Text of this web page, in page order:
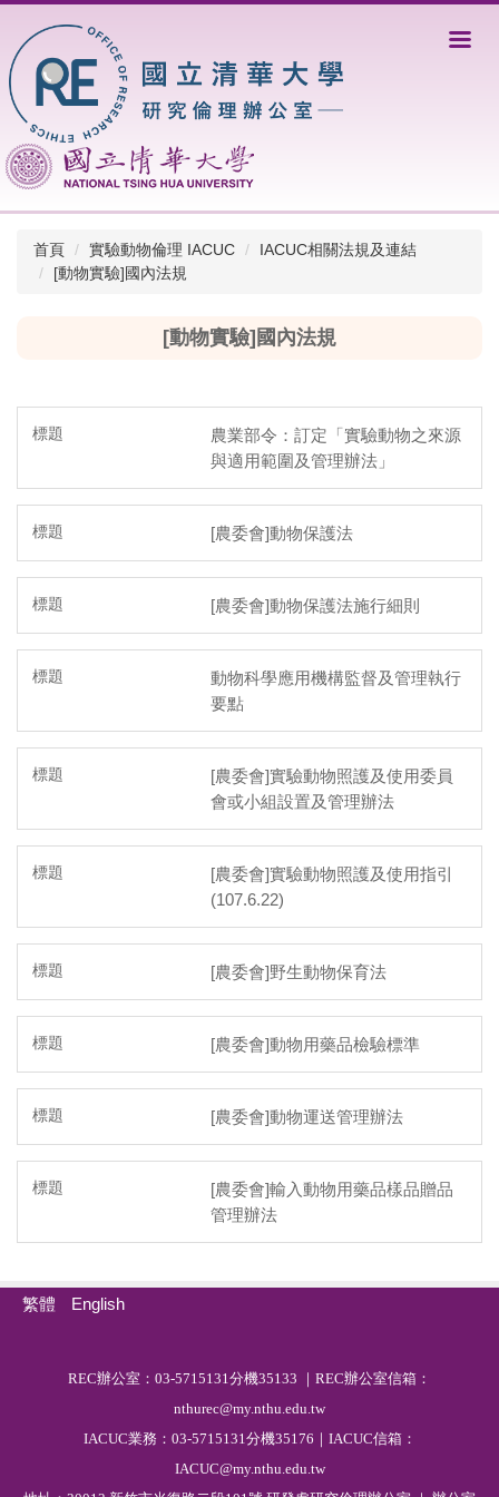
到
主
要
內
區
首頁 實驗動物倫理 IACUC
IACUC相關法規及連結
[動物實驗]國內法規
[動物實驗]國內法規
農業部令：訂定「實驗動物之來源
與適用範圍及管理辦法」
[農委會]動物保護法
[農委會]動物保護法施行細則
動物科學應用機構監督及管理執行
要點
[農委會]實驗動物照護及使用委員
會或小組設置及管理辦法
[農委會]實驗動物照護及使用指引
(107.6.22)
[農委會]野生動物保育法
[農委會]動物用藥品檢驗標準
[農委會]動物運送管理辦法
[農委會]輸入動物用藥品樣品贈品
管理辦法
繁體 English
REC辦公室：03-5715131分機35133 ｜REC辦公室信箱：
nthurec@my.nthu.edu.tw
IACUC業務：03-5715131分機35176｜IACUC信箱：
IACUC@my.nthu.edu.tw